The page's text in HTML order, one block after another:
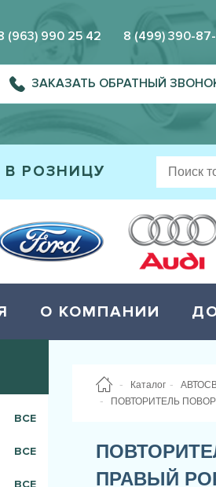
(963) 990 25 42 8 (499) 390-
ЗАКАЗАТЬ ОБРАТНЫЙ
РОЗНИЦУ
О КОМПАНИИ
ВСЕ
ВСЕ
ВСЕ
Каталог
ПОВТОРИТЕЛЬ
ПРАВЫЙ